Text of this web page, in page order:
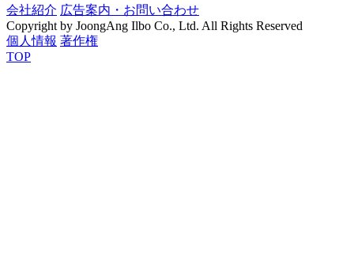
会社紹介 広告案内・お問い合わせ
Copyright by JoongAng Ilbo Co., Ltd. All Rights Reserved
個人情報 著作権
TOP